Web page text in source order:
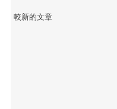
較新的文章